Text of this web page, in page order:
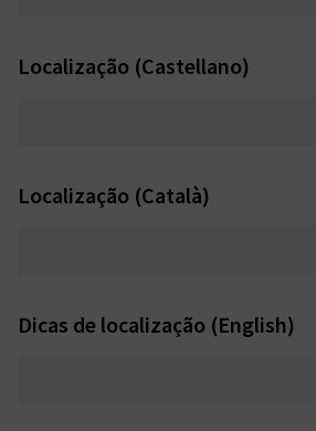
Localização (Castellano)
Localização (Català)
Dicas de localização (English)